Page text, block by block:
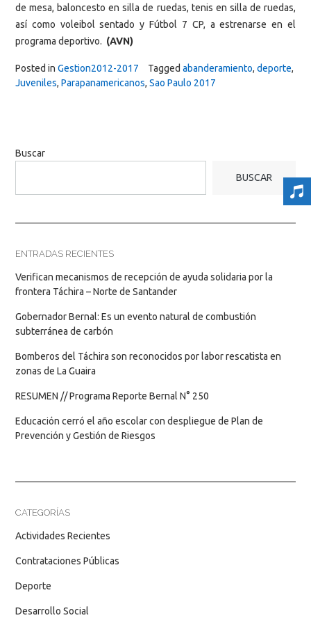
de mesa, baloncesto en silla de ruedas, tenis en silla de ruedas,
así como voleibol sentado y Fútbol 7 CP, a estrenarse en el
programa deportivo. (AVN)
Posted in Gestion2012-2017 Tagged abanderamiento, deporte,
Juveniles, Parapanamericanos, Sao Paulo 2017
Buscar
BUSCAR
ENTRADAS RECIENTES
Verifican mecanismos de recepción de ayuda solidaria por la
frontera Táchira – Norte de Santander
Gobernador Bernal: Es un evento natural de combustión
subterránea de carbón
Bomberos del Táchira son reconocidos por labor rescatista en
zonas de La Guaira
RESUMEN // Programa Reporte Bernal N° 250
Educación cerró el año escolar con despliegue de Plan de
Prevención y Gestión de Riesgos
CATEGORÍAS
Actividades Recientes
Contrataciones Públicas
Deporte
Desarrollo Social